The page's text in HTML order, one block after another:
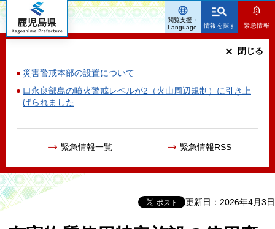
鹿児島県
情報を探す 緊急情報
災害警戒本部の設置について
口永良部島の噴火警戒レベルが2（火山周辺規制）に引き上
げられました
緊急情報一覧 緊急情報RSS
閉じる
閲覧支援・
Language
更新日：2026年4月3日